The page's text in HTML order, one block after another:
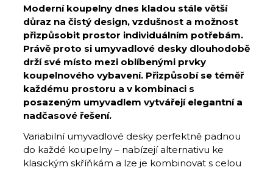
Moderní koupelny dnes kladou stále větší
důraz na čistý design, vzdušnost a možnost
přizpůsobit prostor individuálním potřebám.
Právě proto si umyvadlové desky dlouhodobě
drží své místo mezi oblíbenými prvky
koupelnového vybavení. Přizpůsobí se téměř
každému prostoru a v kombinaci s
posazeným umyvadlem vytvářejí elegantní a
nadčasové řešení.
Variabilní umyvadlové desky perfektně padnou
do každé koupelny – nabízejí alternativu ke
klasickým skříňkám a lze je kombinovat s celou